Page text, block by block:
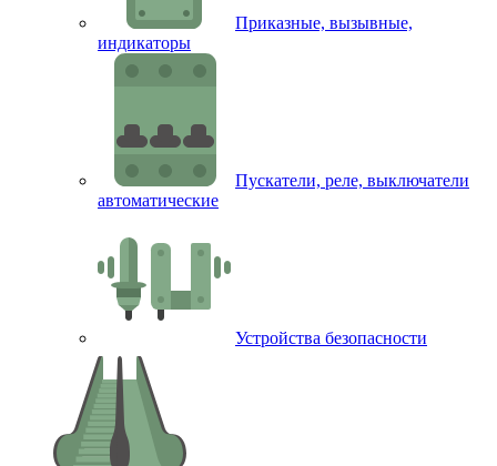
Приказные, вызывные,
индикаторы
Пускатели, реле, выключатели
автоматические
Устройства безопасности